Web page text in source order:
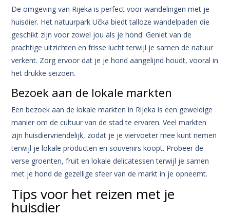
De omgeving van Rijeka is perfect voor wandelingen met je
huisdier. Het natuurpark Učka biedt talloze wandelpaden die
geschikt zijn voor zowel jou als je hond. Geniet van de
prachtige uitzichten en frisse lucht terwijl je samen de natuur
verkent. Zorg ervoor dat je je hond aangelijnd houdt, vooral in
het drukke seizoen.
Bezoek aan de lokale markten
Een bezoek aan de lokale markten in Rijeka is een geweldige
manier om de cultuur van de stad te ervaren. Veel markten
zijn huisdiervriendelijk, zodat je je viervoeter mee kunt nemen
terwijl je lokale producten en souvenirs koopt. Probeer de
verse groenten, fruit en lokale delicatessen terwijl je samen
met je hond de gezellige sfeer van de markt in je opneemt.
Tips voor het reizen met je
huisdier